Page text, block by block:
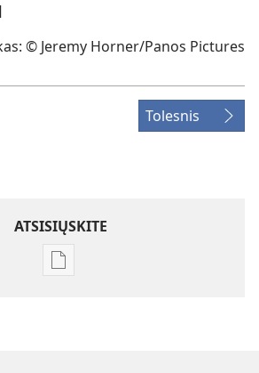
© Jeremy Horner/Panos Pictures
Tolesnis
ATSISIŲSKITE
Skaitmeninių